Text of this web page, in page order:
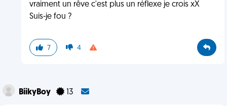
vraiment un rêve c'est plus un réflexe je crois xX
Suis-je fou ?
7 4
BiikyBoy 13